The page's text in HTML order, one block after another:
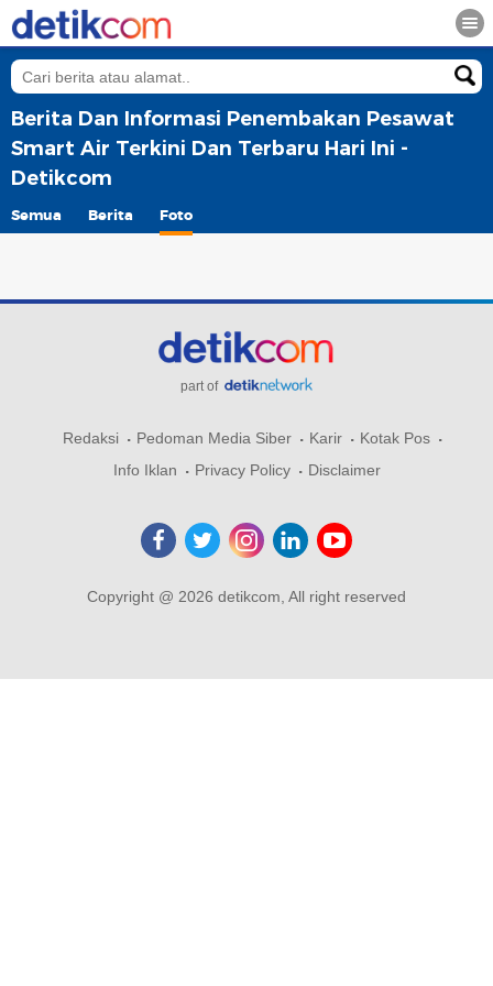
Berita Dan Informasi Penembakan Pesawat
Smart Air Terkini Dan Terbaru Hari Ini -
Detikcom
Semua Berita Foto
part of
Redaksi Pedoman Media Siber Karir
Kotak Pos
Info Iklan
Privacy Policy Disclaimer
Copyright @ 2026 detikcom, All right reserved